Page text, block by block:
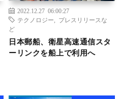
2022.12.27 06:00:27
テクノロジー
プレスリリースな
ど
日本郵船、衛星高速通信スタ
ーリンクを船上で利用へ